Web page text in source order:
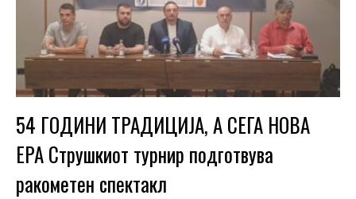
54 ГОДИНИ ТРАДИЦИЈА, А СЕГА НОВА
ЕРА Струшкиот турнир подготвува
ракометен спектакл